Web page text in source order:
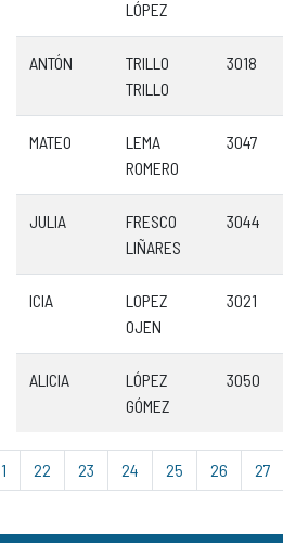
LÓPEZ
ANTÓN
TRILLO
TRILLO
3018
MATEO
LEMA
ROMERO
3047
JULIA
FRESCO
LIÑARES
3044
ICIA
LOPEZ
OJEN
3021
ALICIA
LÓPEZ
GÓMEZ
3050
22 23 24 25 26 27